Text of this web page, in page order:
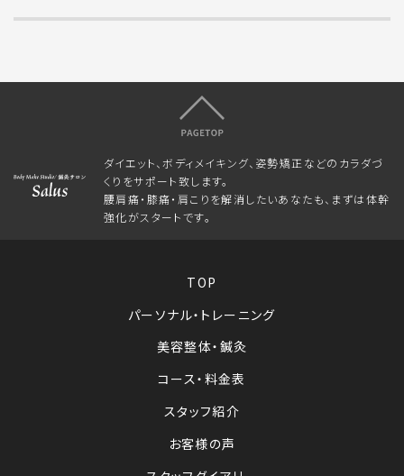
ダイエット、ボディメイキング、姿勢矯正などのカラダづ
くりをサポート致します。
腰肩痛・膝痛・肩こりを解消したいあなたも、まずは体幹
強化がスタートです。
TOP
パーソナル・トレーニング
美容整体・鍼灸
コース・料金表
スタッフ紹介
お客様の声